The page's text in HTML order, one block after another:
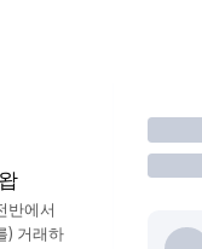
반에서
) 거래하
거래